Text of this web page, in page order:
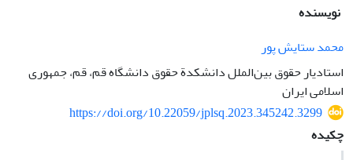
نویسنده
محمد ستایش پور
استادیار حقوق بین‌الملل دانشکدة حقوق دانشگاه قم، قم، جمهوری
اسلامی ایران
https://doi.org/10.22059/jplsq.2023.345242.3299
چکیده